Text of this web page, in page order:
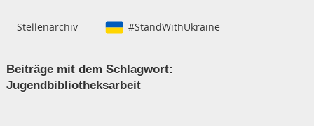
Stellenarchiv #StandWithUkraine
Beiträge mit dem Schlagwort:
Jugendbibliotheksarbeit